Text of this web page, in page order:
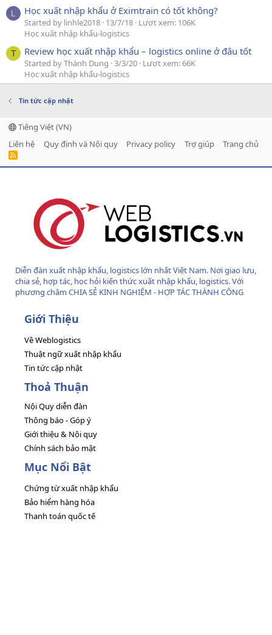
L Học xuất nhập khẩu ở Eximtrain có tốt không?
Started by linhle2018 13/7/18 Lượt xem: 106K
Học xuất nhập khẩu-logistics
T Review học xuất nhập khẩu – logistics online ở đâu tốt
Started by Thành Dung 3/3/20 Lượt xem: 66K
Học xuất nhập khẩu-logistics
Tin tức cập nhật
Tiếng Việt (VN)
Liên hệ
Quy định và Nội quy Privacy policy Trợ giúp Trang chủ
R
Diễn đàn xuất nhập khẩu, logistics lớn nhất Việt Nam. Nơi giao lưu,
chia sẻ, hợp tác, học hỏi kiến thức xuất nhập khẩu, logistics. Với
phương châm CHIA SẺ KINH NGHIỆM - HỢP TÁC THÀNH CÔNG
Giới Thiệu
Về Weblogistics
Thuật ngữ xuất nhập khẩu
Tin tức cập nhật
Thoả Thuận
Nội Quy diễn đàn
Thông báo - Góp ý
Giới thiệu & Nội quy
Chính sách bảo mật
Mục Nổi Bật
Chứng từ xuất nhập khẩu
Bảo hiểm hàng hóa
Thanh toán quốc tế